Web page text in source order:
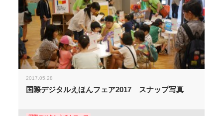
2017.05.28
国際デジタルえほんフェア2017 スナップ写真